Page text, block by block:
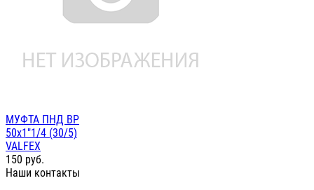
МУФТА ПНД ВР
50х1"1/4 (30/5)
VALFEX
150 руб.
Наши контакты